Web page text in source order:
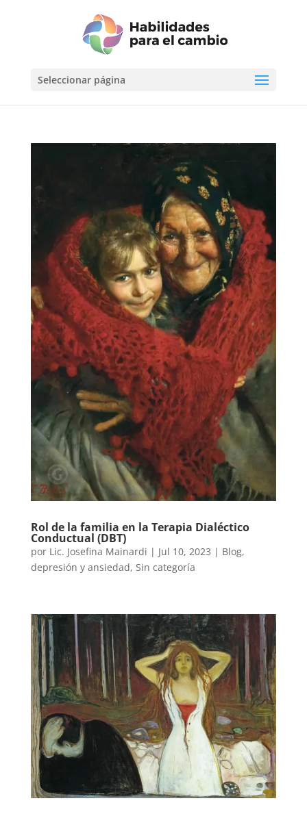
Seleccionar página
Rol de la familia en la Terapia Dialéctico
Conductual (DBT)
por Lic. Josefina Mainardi | Jul 10, 2023 | Blog,
depresión y ansiedad, Sin categoría